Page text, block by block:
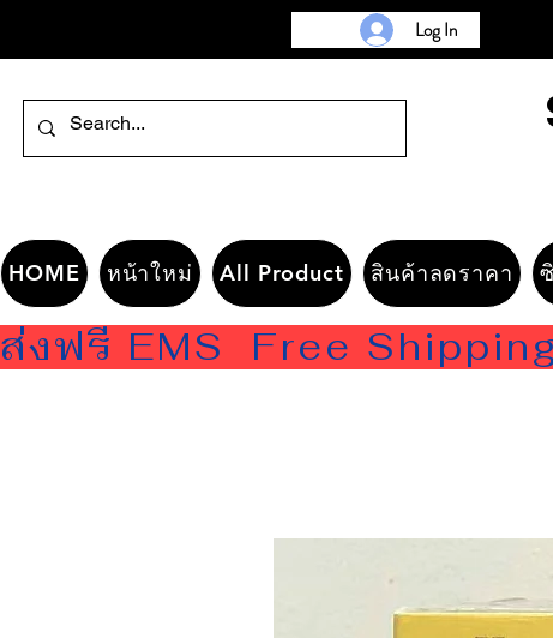
Log In
HOME หน้าใหม่ All Product สินค้าลดราคา
ส่งฟรี EMS  Free Shipping